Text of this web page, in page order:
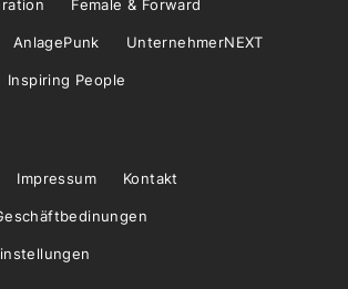
Female & Forward
AnlagePunk UnternehmerNEXT
Inspiring People
Impressum Kontakt